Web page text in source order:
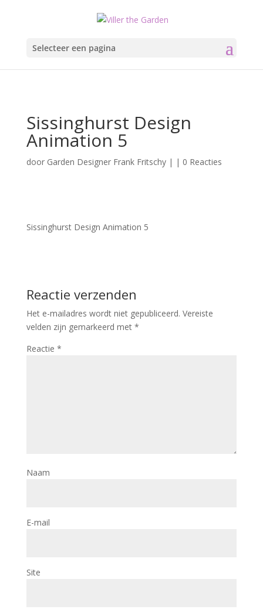
Selecteer een pagina
Sissinghurst Design
Animation 5
door Garden Designer Frank Fritschy| | 0 Reacties
Sissinghurst Design Animation 5
Reactie verzenden
Het e-mailadres wordt niet gepubliceerd. Vereiste
velden zijn gemarkeerd met *
Reactie *
Naam
E-mail
Site